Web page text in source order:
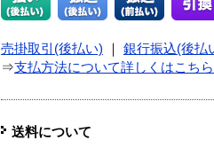
売掛取引(後払い) 銀行振込(後払
⇒支払方法について詳しくはこちら
送料について